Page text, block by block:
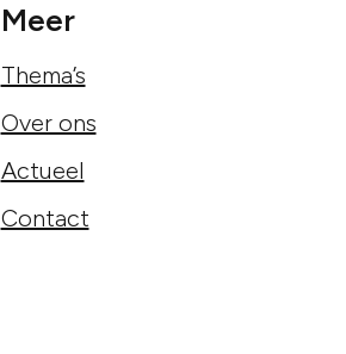
Meer
Thema’s
Over ons
Actueel
Contact